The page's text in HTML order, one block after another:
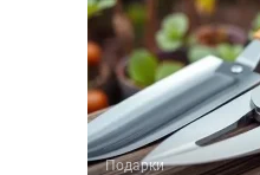
Подарки